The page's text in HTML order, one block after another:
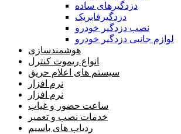
دزدگیرهای ساده
دزدگیرفابریک
نصب دزدگیر خودرو
لوازم جانبی دزدگیر خودرو
هوشمندسازی
انواع ریموت کنترل
سیستم های اعلام حریق
نرم افزار
نرم افزار
ساعت حضور و غیاب
خدمات نصب و تعمیر
ردیاب های باسیم